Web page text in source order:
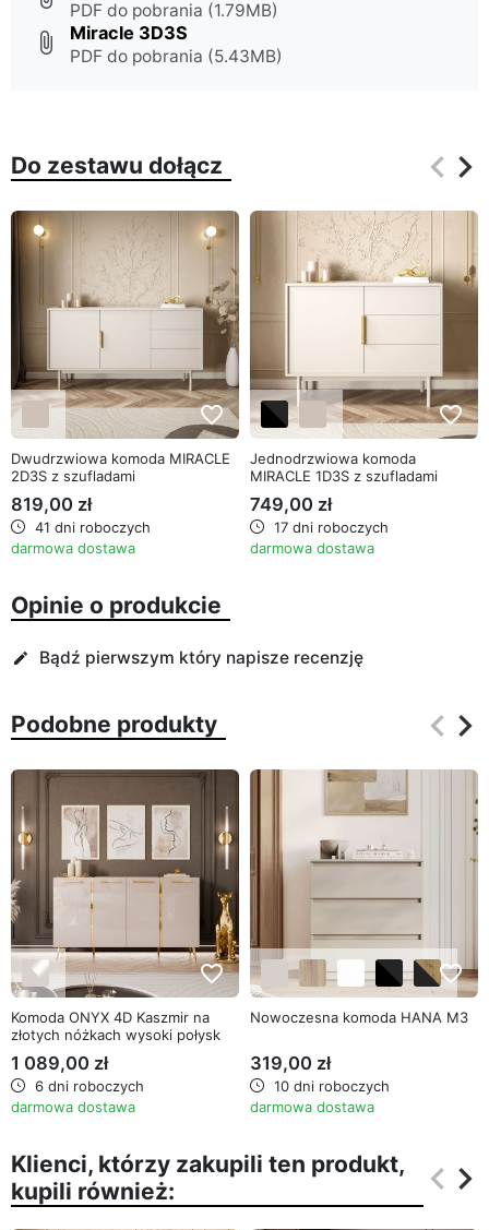
PDF do pobrania (1.79MB)
attach_file Miracle 3D3S
PDF do pobrania (5.43MB)
Do zestawu dołącz keyboard_arrow_left
keyboard_arrow_right
favorite_border
Dwudrzwiowa komoda MIRACLE
2D3S z szufladami
819,00 zł
41 dni roboczych
darmowa dostawa
favorite_border
Jednodrzwiowa komoda
MIRACLE 1D3S z szufladami
749,00 zł
17 dni roboczych
darmowa dostawa
Opinie o produkcie
edit Bądź pierwszym który napisze recenzję
Podobne produkty keyboard_arrow_left
keyboard_arrow_right
favorite_border
Komoda ONYX 4D Kaszmir na
złotych nóżkach wysoki połysk
158 cm
1 089,00 zł
6 dni roboczych
darmowa dostawa
favorite_border
Nowoczesna komoda HANA M3
319,00 zł
10 dni roboczych
darmowa dostawa
Klienci, którzy zakupili ten produkt,
kupili również:
keyboard_arrow_left
keyboard_arrow_right